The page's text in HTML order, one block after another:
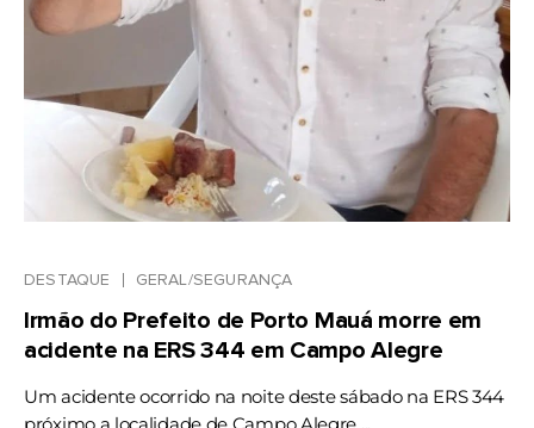
DESTAQUE GERAL/SEGURANÇA
Irmão do Prefeito de Porto Mauá morre em
acidente na ERS 344 em Campo Alegre
Um acidente ocorrido na noite deste sábado na ERS 344
próximo a localidade de Campo Alegre ...